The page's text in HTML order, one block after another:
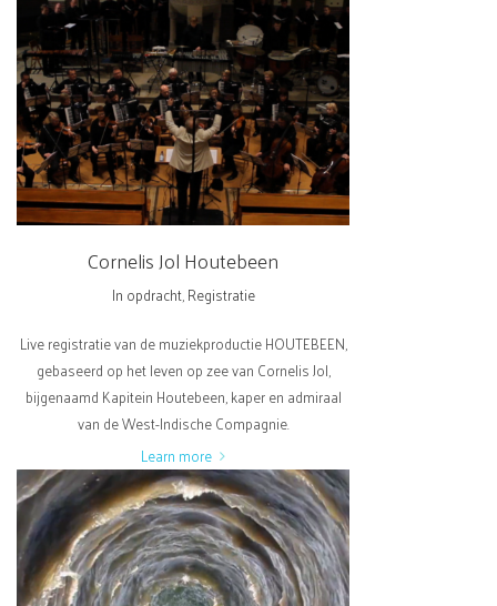
Cornelis Jol Houtebeen
In opdracht,Registratie
Live registratie van de muziekproductie HOUTEBEEN,
gebaseerd op het leven op zee van Cornelis Jol,
bijgenaamd Kapitein Houtebeen, kaper en admiraal
van de West-Indische Compagnie.
Learn more